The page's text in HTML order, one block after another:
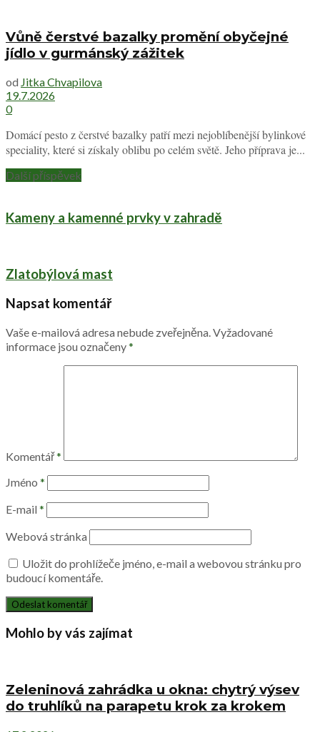
Vůně čerstvé bazalky promění obyčejné
jídlo v gurmánský zážitek
od Jitka Chvapilova
19.7.2026
0
Domácí pesto z čerstvé bazalky patří mezi nejoblíbenější bylinkové
speciality, které si získaly oblibu po celém světě. Jeho příprava je...
Další příspěvek
Kameny a kamenné prvky v zahradě
Zlatobýlová mast
Napsat komentář
Vaše e-mailová adresa nebude zveřejněna. Vyžadované
informace jsou označeny*
Komentář*
Jméno *
E-mail *
Webová stránka
Uložit do prohlížeče jméno, e-mail a webovou stránku pro
budoucí komentáře.
Mohlo by vás zajímat
Zeleninová zahrádka u okna: chytrý výsev
do truhlíků na parapetu krok za krokem